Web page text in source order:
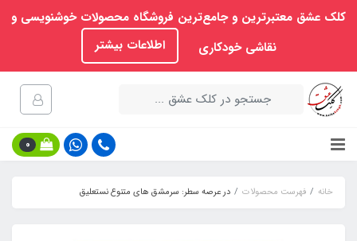
کلک عشق معتبرترین و جامع‌ترین فروشگاه محصولات خوشنویسی و
نقاشی خودکاری
اطلاعات بیشتر
0
خانه فهرست محصولات در عرصه سطر: سرمشق های متنوع نستعلیق